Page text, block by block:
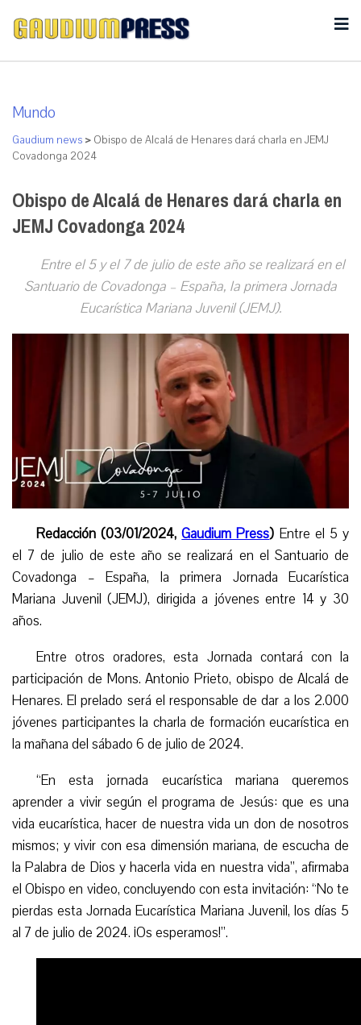
Mundo
Gaudium news > Obispo de Alcalá de Henares dará charla en JEMJ
Covadonga 2024
Obispo de Alcalá de Henares dará charla en
JEMJ Covadonga 2024
Entre el 5 y el 7 de julio de este año se realizará en el
Santuario de Covadonga – España, la primera Jornada
Eucarística Mariana Juvenil (JEMJ).
Redacción (03/01/2024,Gaudium Press) Entre el 5 y
el 7 de julio de este año se realizará en el Santuario de
Covadonga – España, la primera Jornada Eucarística
Mariana Juvenil (JEMJ), dirigida a jóvenes entre 14 y 30
años.
Entre otros oradores, esta Jornada contará con la
participación de Mons. Antonio Prieto, obispo de Alcalá de
Henares. El prelado será el responsable de dar a los 2.000
jóvenes participantes la charla de formación eucarística en
la mañana del sábado 6 de julio de 2024.
“En esta jornada eucarística mariana queremos
aprender a vivir según el programa de Jesús: que es una
vida eucarística, hacer de nuestra vida un don de nosotros
mismos; y vivir con esa dimensión mariana, de escucha de
la Palabra de Dios y hacerla vida en nuestra vida”, afirmaba
el Obispo en video, concluyendo con esta invitación: “No te
pierdas esta Jornada Eucarística Mariana Juvenil, los días 5
al 7 de julio de 2024. ¡Os esperamos!”.